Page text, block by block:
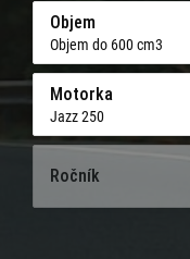
Objem
Objem do 600 cm3
Motorka
Jazz 250
Ročník